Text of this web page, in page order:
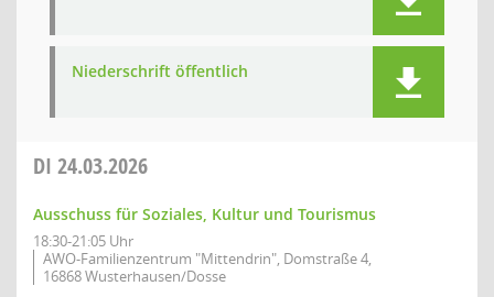
Niederschrift öffentlich
DI 24.03.2026
Ausschuss für Soziales, Kultur und Tourismus
18:30-21:05 Uhr
AWO-Familienzentrum "Mittendrin", Domstraße 4,
16868 Wusterhausen/Dosse